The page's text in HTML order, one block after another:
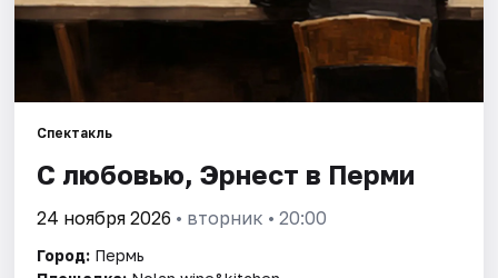
Спорт
События
Города
Площадки
Артисты
Спектакль
С любовью, Эрнест в Перми
24 ноября 2026 • вторник • 20:00
Город: Пермь